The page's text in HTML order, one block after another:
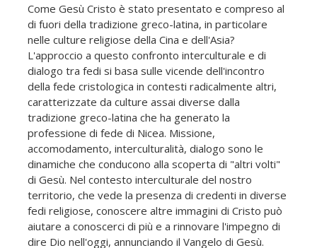
Come Gesù Cristo è stato presentato e compreso al
di fuori della tradizione greco-latina, in particolare
nelle culture religiose della Cina e dell'Asia?
L'approccio a questo confronto interculturale e di
dialogo tra fedi si basa sulle vicende dell'incontro
della fede cristologica in contesti radicalmente altri,
caratterizzate da culture assai diverse dalla
tradizione greco-latina che ha generato la
professione di fede di Nicea. Missione,
accomodamento, interculturalità, dialogo sono le
dinamiche che conducono alla scoperta di "altri volti"
di Gesù. Nel contesto interculturale del nostro
territorio, che vede la presenza di credenti in diverse
fedi religiose, conoscere altre immagini di Cristo può
aiutare a conoscerci di più e a rinnovare l'impegno di
dire Dio nell'oggi, annunciando il Vangelo di Gesù.